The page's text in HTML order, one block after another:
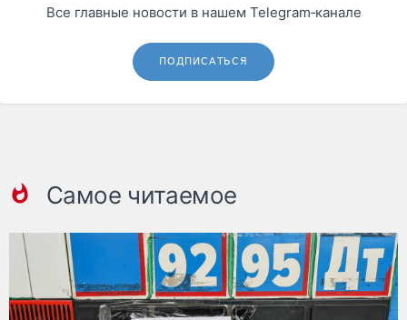
Все главные новости в нашем Telegram‑канале
ПОДПИСАТЬСЯ
Самое читаемое